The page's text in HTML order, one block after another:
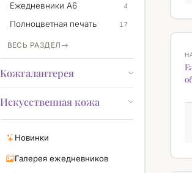
Ежедневники А6 4
Полноцветная печать 17
ВЕСЬ РАЗДЕЛ
Кожгалантерея
Искусственная кожа
Новинки
Галерея ежедневников